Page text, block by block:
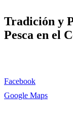
Tradición y
Pesca en el
Facebook
Google Maps